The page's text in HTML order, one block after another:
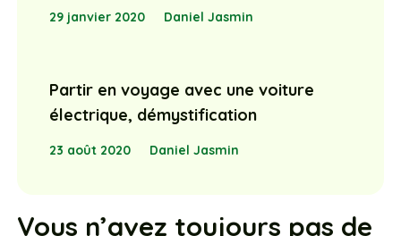
29 janvier 2020 Daniel Jasmin
Partir en voyage avec une voiture
électrique, démystification
23 août 2020 Daniel Jasmin
Vous n’avez toujours pas de